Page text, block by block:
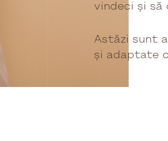
vindeci și să
Astăzi sunt
și adaptate